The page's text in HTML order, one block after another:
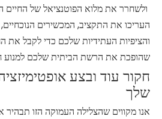
ולשחרר את מלוא הפוטנציאל של החיים
העריכו את התקציב, המכשירים
והציפיות העתידיות שלכם כדי לקבל
שהופכת את הרשת הביתית שלכם למנוע
חקור עוד ובצע
שלך